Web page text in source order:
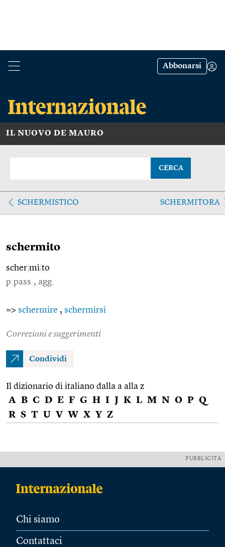
Abbonarsi
IL NUOVO DE MAURO
CERCA
SCHERMISTICO SCHERMITORA
schermito
scher mì to
p.pass., agg.
=> schermire , schermirsi
Correzioni e suggerimenti
Condividi
Il dizionario di italiano dalla a alla z
A B C D E F G H I J K L M N O P Q
R S T U V W X Y Z
PUBBLICITÀ
Chi siamo
Contattaci